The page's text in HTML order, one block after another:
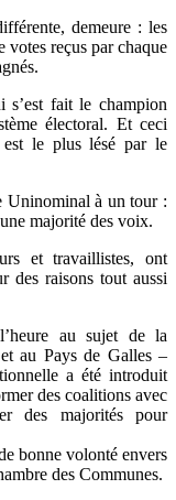
demeure : les
votes reçus par chaque
s’est fait le champion
électoral. Et ceci
le plus lésé par le
Uninominal à un tour :
majorité des voix.
et travaillistes, ont
des raisons tout aussi
au sujet de la
au Pays de Galles –
a été introduit
des coalitions avec
des majorités pour
bonne volonté envers
des Communes.